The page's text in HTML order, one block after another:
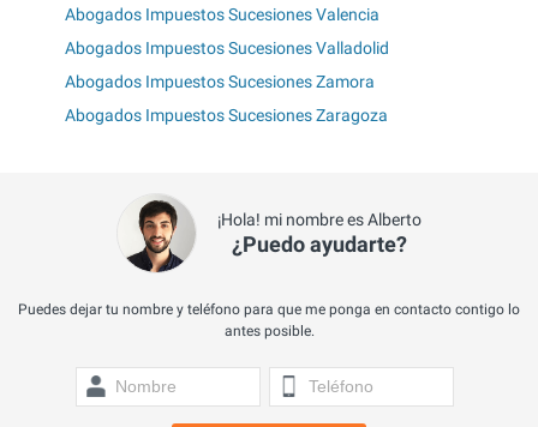
Abogados Impuestos Sucesiones Valencia
Abogados Impuestos Sucesiones Valladolid
Abogados Impuestos Sucesiones Zamora
Abogados Impuestos Sucesiones Zaragoza
¡Hola! mi nombre es Alberto
¿Puedo ayudarte?
Puedes dejar tu nombre y teléfono para que me ponga en contacto contigo lo
antes posible.